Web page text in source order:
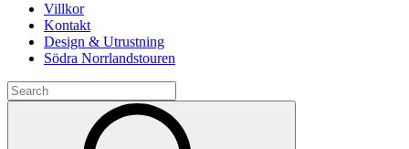
Villkor
Kontakt
Design & Utrustning
Södra Norrlandstouren
Search
for: